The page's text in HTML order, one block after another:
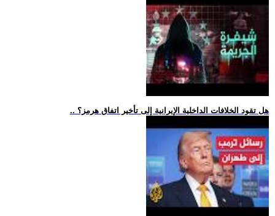
.. هل تقود الخلافات الداخلية الإيرانية إلى تأخير اتفاق هرمز؟